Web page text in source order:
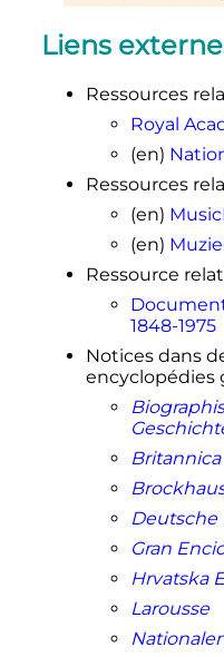
Liens
Ressources
Royal
(en)
Ressources
(en)
(en)
Ressource
1848-1975
Notices dans
encyclopédies
Britannica
Deutsche
Gran
Hrvatska
Larousse